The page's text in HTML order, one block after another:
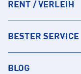
RENT / VERLEIH
BESTER SERVICE
BLOG